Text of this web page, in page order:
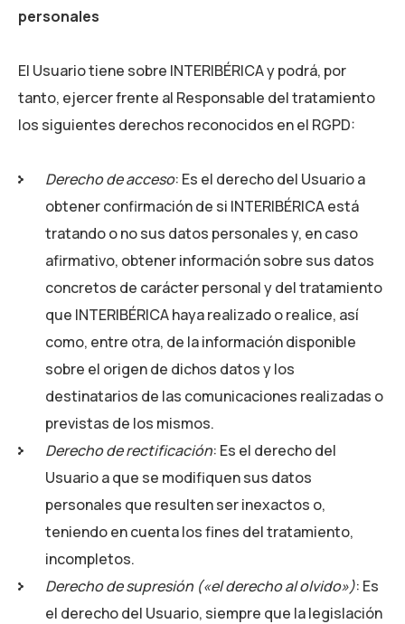
personales
El Usuario tiene sobre INTERIBÉRICAy podrá, por
tanto, ejercer frente al Responsable del tratamiento
los siguientes derechos reconocidos en el RGPD:
Derecho de acceso: Es el derecho del Usuario a
obtener confirmación de si INTERIBÉRICAestá
tratando o no sus datos personales y, en caso
afirmativo, obtener información sobre sus datos
concretos de carácter personal y del tratamiento
que INTERIBÉRICAhaya realizado o realice, así
como, entre otra, de la información disponible
sobre el origen de dichos datos y los
destinatarios de las comunicaciones realizadas o
previstas de los mismos.
Derecho de rectificación: Es el derecho del
Usuario a que se modifiquen sus datos
personales que resulten ser inexactos o,
teniendo en cuenta los fines del tratamiento,
incompletos.
Derecho de supresión («el derecho al olvido»): Es
el derecho del Usuario, siempre que la legislación